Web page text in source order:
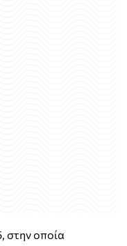
στην οποία